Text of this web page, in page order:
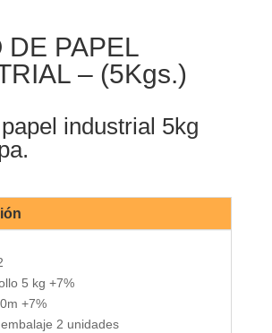
DE PAPEL
– (5Kgs.)
industrial 5kg
5 kg +7%
+7%
2 unidades